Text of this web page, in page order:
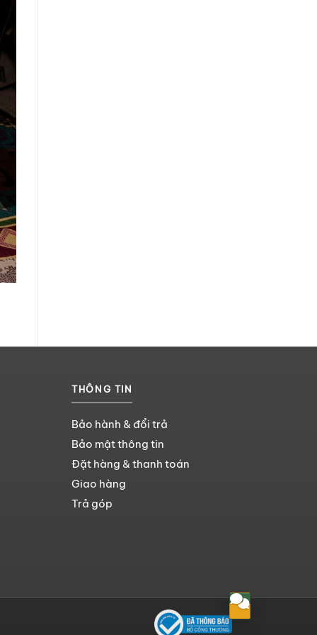
THÔNG TIN
Bảo hành & đổi trả
Bảo mật thông tin
Đặt hàng & thanh toán
Giao hàng
Trả góp